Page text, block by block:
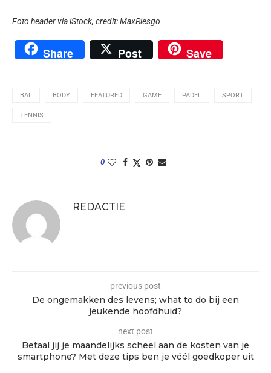
Foto header via iStock, credit:MaxRiesgo
Share Post Save
BAL BODY FEATURED GAME PADEL SPORT
TENNIS
0
REDACTIE
previous post
De ongemakken des levens; what to do bij een
jeukende hoofdhuid?
next post
Betaal jij je maandelijks scheel aan de kosten van je
smartphone? Met deze tips ben je véél goedkoper uit